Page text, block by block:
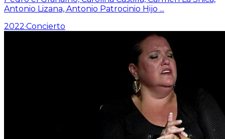
Antonio Lizana, Antonio Patrocinio Hijo ...
2022·Concierto